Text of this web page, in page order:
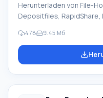
Herunterladen von File-
Depositfiles, RapidShare,
andere Seiten,
RuTube.com,
unterstützt über 300
478 9.45 Mб